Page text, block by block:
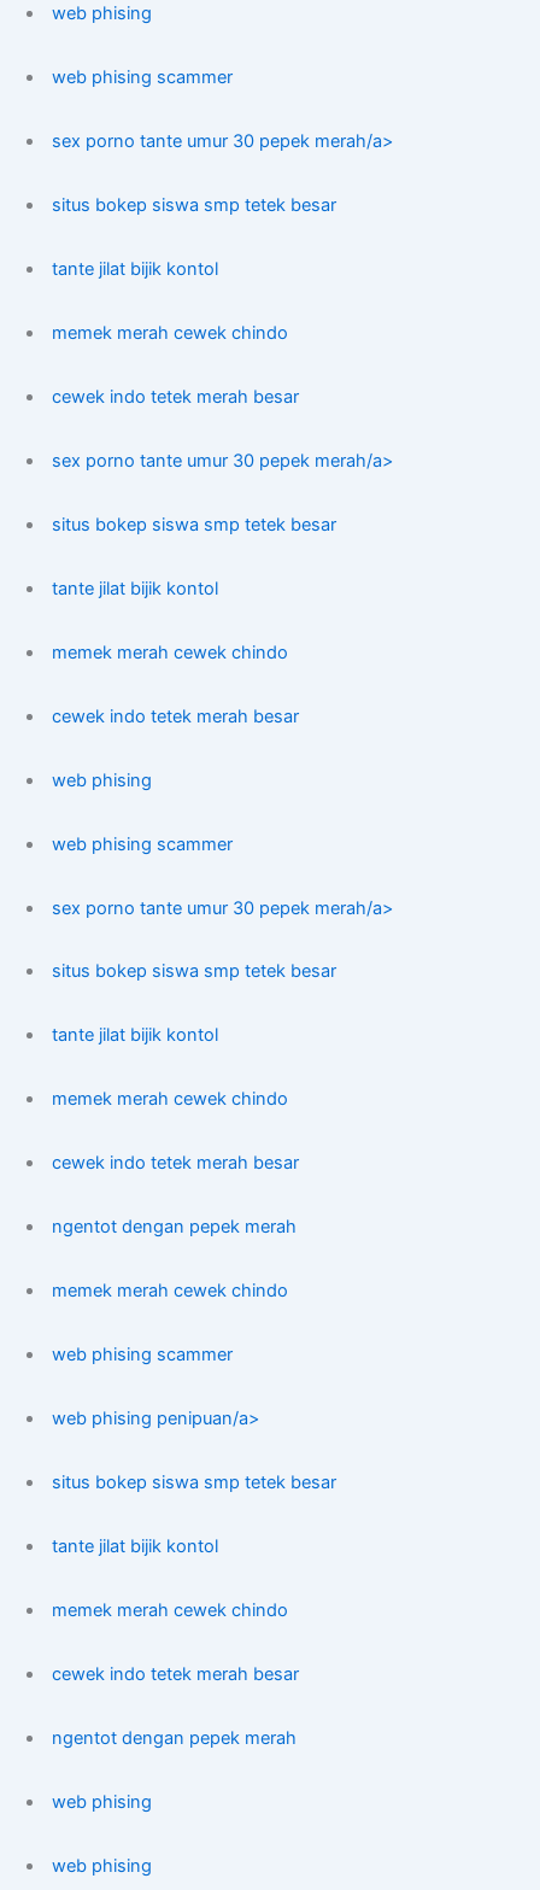
web phising
web phising scammer
sex porno tante umur 30 pepek merah/a>
situs bokep siswa smp tetek besar
tante jilat bijik kontol
memek merah cewek chindo
cewek indo tetek merah besar
sex porno tante umur 30 pepek merah/a>
situs bokep siswa smp tetek besar
tante jilat bijik kontol
memek merah cewek chindo
cewek indo tetek merah besar
web phising
web phising scammer
sex porno tante umur 30 pepek merah/a>
situs bokep siswa smp tetek besar
tante jilat bijik kontol
memek merah cewek chindo
cewek indo tetek merah besar
ngentot dengan pepek merah
memek merah cewek chindo
web phising scammer
web phising penipuan/a>
situs bokep siswa smp tetek besar
tante jilat bijik kontol
memek merah cewek chindo
cewek indo tetek merah besar
ngentot dengan pepek merah
web phising
web phising